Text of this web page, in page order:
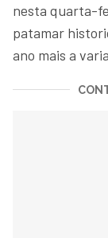
nesta quarta-
patamar
ano mais a